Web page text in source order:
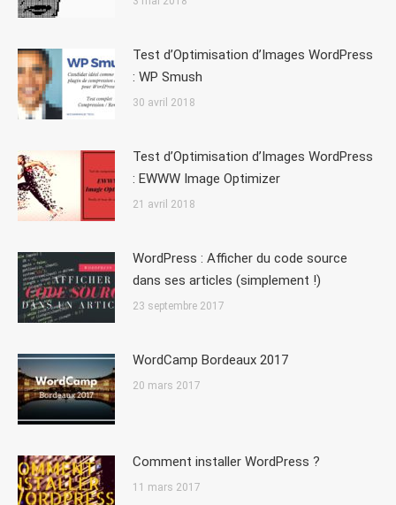
Test d’Optimisation d’Images WordPress
: WP Smush
30 avril 2018
Test d’Optimisation d’Images WordPress
: EWWW Image Optimizer
21 avril 2018
WordPress : Afficher du code source
dans ses articles (simplement !)
23 septembre 2017
WordCamp Bordeaux 2017
20 mars 2017
Comment installer WordPress ?
11 mars 2017